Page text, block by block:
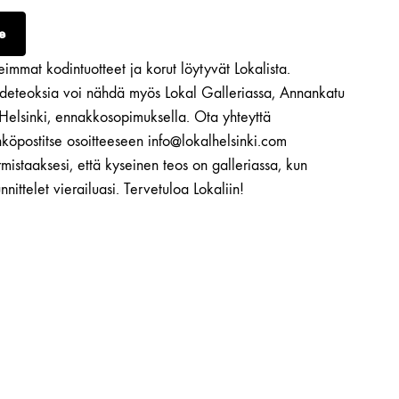
kodintuotteet ja korut löytyvät Lokalista.
voi nähdä myös Lokal Galleriassa, Annankatu
ennakkosopimuksella. Ota yhteyttä
osoitteeseen info@lokalhelsinki.com
että kyseinen teos on galleriassa, kun
vierailuasi. Tervetuloa Lokaliin!